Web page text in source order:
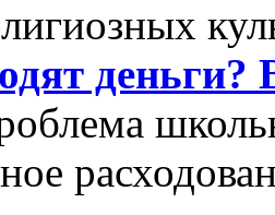
деньги?